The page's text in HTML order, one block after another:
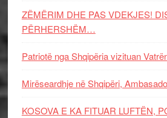
ZËMËRIM DHE PAS VDEKJES!
PËRHERSHËM…
Patriotë nga Shqipëria vizituan
Mirëseardhje në Shqipëri,
KOSOVA E KA FITUAR LUFTËN,